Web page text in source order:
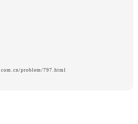
problem/797.html